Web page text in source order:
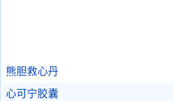
熊胆救心丹
心可宁胶囊